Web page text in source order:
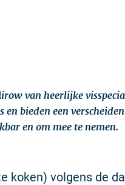
van heerlijke
en bieden een
en om mee te nemen.
koken) volgens de